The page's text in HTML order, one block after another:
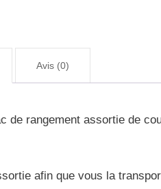
Avis (0)
de rangement assortie de
afin que vous la